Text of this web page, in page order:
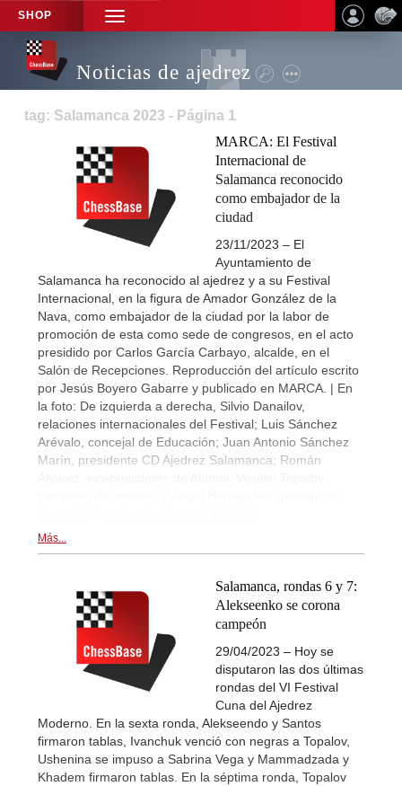
SHOP
TOGGLE
NAVIGATION
Noticias de ajedrez
tag: Salamanca 2023 - Página 1
MARCA: El Festival
Internacional de
Salamanca reconocido
como embajador de la
ciudad
23/11/2023 – El
Ayuntamiento de
Salamanca ha reconocido al ajedrez y a su Festival
Internacional, en la figura de Amador González de la
Nava, como embajador de la ciudad por la labor de
promoción de esta como sede de congresos, en el acto
presidido por Carlos García Carbayo, alcalde, en el
Salón de Recepciones. Reproducción del artículo escrito
por Jesús Boyero Gabarre y publicado en MARCA. | En
la foto: De izquierda a derecha, Silvio Danailov,
relaciones internacionales del Festival; Luis Sánchez
Arévalo, concejal de Educación; Juan Antonio Sánchez
Marín, presidente CD Ajedrez Salamanca; Román
Más...
Salamanca, rondas 6 y 7:
Alekseenko se corona
campeón
29/04/2023 – Hoy se
disputaron las dos últimas
rondas del VI Festival
Cuna del Ajedrez
Moderno. En la sexta ronda, Alekseendo y Santos
firmaron tablas, Ivanchuk venció con negras a Topalov,
Ushenina se impuso a Sabrina Vega y Mammadzada y
Khadem firmaron tablas. En la séptima ronda, Topalov